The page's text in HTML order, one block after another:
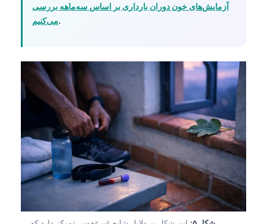
آزمایش‌های خون دوران بارداری بر اساس سه‌ماهه بررسی
می‌کنیم.